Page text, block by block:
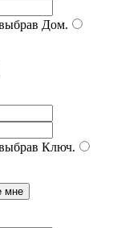
Дом.
Ключ.